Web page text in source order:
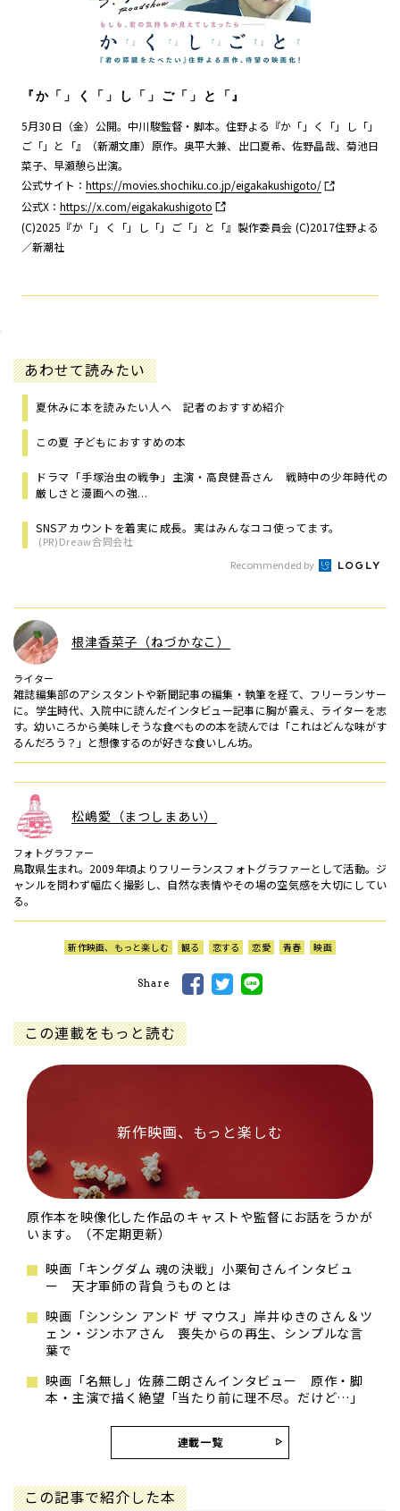
『か「」く「」し「」ご「」と「』
5月30日（金）公開。中川駿監督・脚本。住野よる『か「」く「」し「」
ご「」と「』（新潮文庫）原作。奥平大兼、出口夏希、佐野晶哉、菊池日
菜子、早瀬憩ら出演。
公式サイト： https://movies.shochiku.co.jp/eigakakushigoto/
公式X： https://x.com/eigakakushigoto
(C)2025『か「」く「」し「」ご「」と「』製作委員会 (C)2017住野よる
／新潮社
あわせて読みたい
夏休みに本を読みたい人へ 記者のおすすめ紹介
この夏 子どもにおすすめの本
ドラマ「手塚治虫の戦争」主演・高良健吾さん 戦時中の少年時代の
厳しさと漫画への強...
SNSアカウントを着実に成長。実はみんなココ使ってます。
(PR)Dreaw合同会社
Recommended by
根津香菜子（ねづかなこ）
ライター
雑誌編集部のアシスタントや新聞記事の編集・執筆を経て、フリーランサー
に。学生時代、入院中に読んだインタビュー記事に胸が震え、ライターを志
す。幼いころから美味しそうな食べものの本を読んでは「これはどんな味がす
るんだろう？」と想像するのが好きな食いしん坊。
松嶋愛（まつしまあい）
フォトグラファー
鳥取県生まれ。2009年頃よりフリーランスフォトグラファーとして活動。ジ
ャンルを問わず幅広く撮影し、自然な表情やその場の空気感を大切にしてい
る。
新作映画、もっと楽しむ 観る 恋する 恋愛 青春 映画
Share
この連載をもっと読む
新作映画、もっと楽しむ
原作本を映像化した作品のキャストや監督にお話をうかが
います。（不定期更新）
映画「キングダム 魂の決戦」小栗旬さんインタビュ
ー 天才軍師の背負うものとは
映画「シンシン アンド ザ マウス」岸井ゆきのさん＆ツ
ェン・ジンホアさん 喪失からの再生、シンプルな言
葉で
映画「名無し」佐藤二朗さんインタビュー 原作・脚
本・主演で描く絶望「当たり前に理不尽。だけど…」
連載一覧
この記事で紹介した本